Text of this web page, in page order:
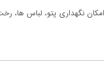
نگهداری پتو، لباس ها،